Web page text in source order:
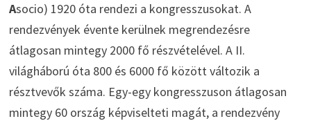
Asocio) 1920 óta rendezi a kongresszusokat. A
rendezvények évente kerülnek megrendezésre
átlagosan mintegy 2000 fő részvételével. A II.
világháború óta 800 és 6000 fő között változik a
résztvevők száma. Egy-egy kongresszuson átlagosan
mintegy 60 ország képviselteti magát, a rendezvény